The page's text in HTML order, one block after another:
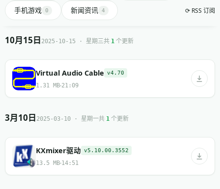
手机游戏 0 新闻资讯 4 ⟳ RSS 订阅
10月15日 2025-10-15 · 星期三共 1 个更新
Virtual Audio Cable v4.70
1.31 MB 21:09
3月10日 2025-03-10 · 星期一共 1 个更新
KXmixer驱动 v5.10.00.3552
13.5 MB 14:51